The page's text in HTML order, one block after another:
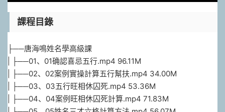
課程目錄
├──唐海鳴姓名學高級課
| ├──01、01确認喜忌五行.mp4 96.11M
| ├──02、02案例實操計算五行幫扶.mp4 34.00M
| ├──03、03五行旺相休囚死.mp4 53.36M
| ├──04、04案例旺相休囚死計算.mp4 71.83M